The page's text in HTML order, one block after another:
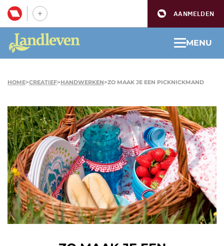
AANMELDEN
MENU
HOME>CREATIEF>HANDWERKEN>ZO MAAK JE EEN PICKNICKMAND